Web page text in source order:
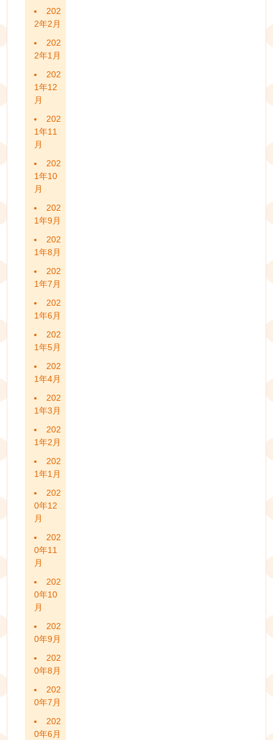
202
2年2月
202
2年1月
202
1年12
月
202
1年11
月
202
1年10
月
202
1年9月
202
1年8月
202
1年7月
202
1年6月
202
1年5月
202
1年4月
202
1年3月
202
1年2月
202
1年1月
202
0年12
月
202
0年11
月
202
0年10
月
202
0年9月
202
0年8月
202
0年7月
202
0年6月